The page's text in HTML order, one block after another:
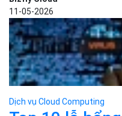
Dịch vụ Cloud Computing
Kubernetes
cơ bản...
Sa Phạm
15-07-2025
Dịch vụ Cloud Computing